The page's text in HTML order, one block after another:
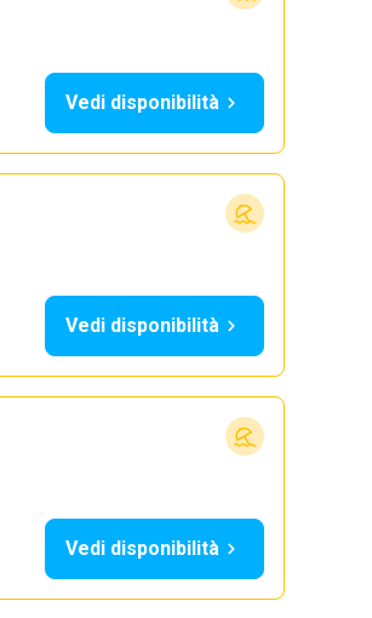
Vedi disponibilità
Vedi disponibilità
Vedi disponibilità